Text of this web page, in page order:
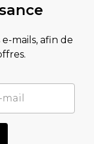
mails, afin de